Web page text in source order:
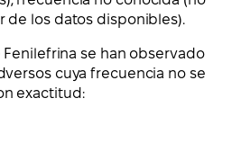
de los datos disponibles).
se han observado
cuya frecuencia no se
exactitud: